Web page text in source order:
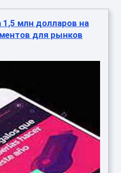
1,5 млн долларов на
для рынков